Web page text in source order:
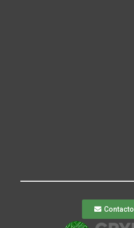
Contacto